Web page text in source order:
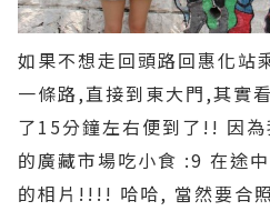
如果不想走回頭路回惠化站
一條路,直接到東大門,其實
了15分鐘左右便到了!! 因
的廣藏市場吃小食 :9 在途
的相片!!!! 哈哈, 當然要合